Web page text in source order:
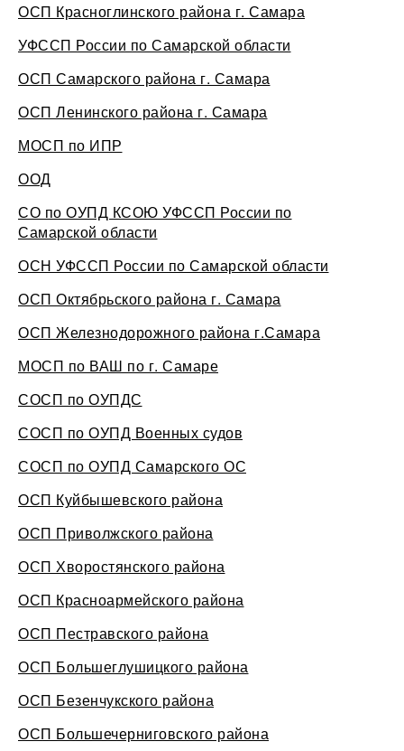
ОСП Красноглинского района г. Самара
УФССП России по Самарской области
ОСП Самарского района г. Самара
ОСП Ленинского района г. Самара
МОСП по ИПР
ООД
СО по ОУПД КСОЮ УФССП России по
Самарской области
ОСН УФССП России по Самарской области
ОСП Октябрьского района г. Самара
ОСП Железнодорожного района г.Самара
МОСП по ВАШ по г. Самаре
СОСП по ОУПДС
СОСП по ОУПД Военных судов
СОСП по ОУПД Самарского ОС
ОСП Куйбышевского района
ОСП Приволжского района
ОСП Хворостянского района
ОСП Красноармейского района
ОСП Пестравского района
ОСП Большеглушицкого района
ОСП Безенчукского района
ОСП Большечерниговского района